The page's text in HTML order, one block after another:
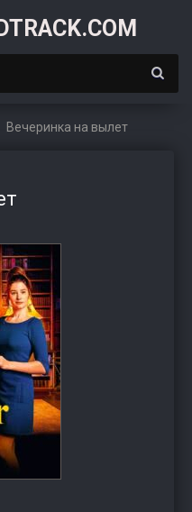
Вечеринка на вылет